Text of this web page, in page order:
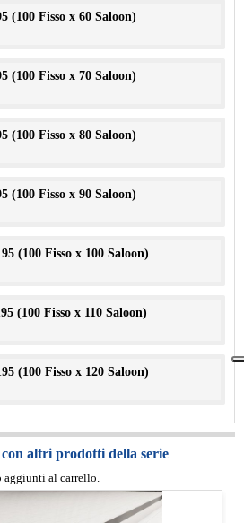
(100 Fisso x 60 Saloon)
(100 Fisso x 70 Saloon)
(100 Fisso x 80 Saloon)
(100 Fisso x 90 Saloon)
(100 Fisso x 100 Saloon)
(100 Fisso x 110 Saloon)
(100 Fisso x 120 Saloon)
altri prodotti della serie
al carrello.